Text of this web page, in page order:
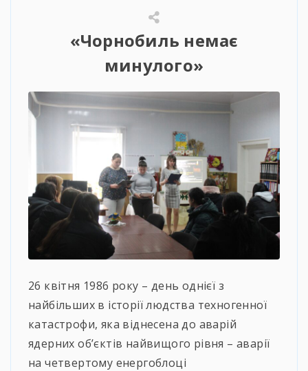
«Чорнобиль немає
минулого»
26 квітня 1986 року – день однієї з
найбільших в історії людства техногенної
катастрофи, яка віднесена до аварій
ядерних об’єктів найвищого рівня – аварії
на четвертому енергоблоці